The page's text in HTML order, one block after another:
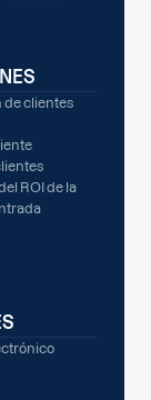
clientes
ROI de la